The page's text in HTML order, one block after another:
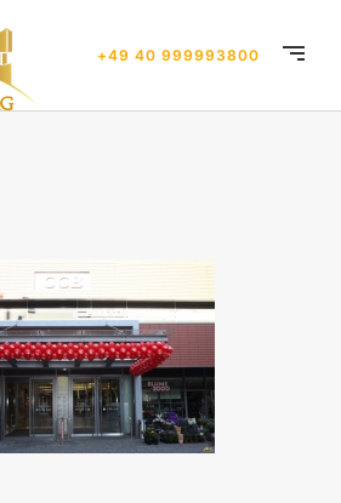
+49 40 999993800